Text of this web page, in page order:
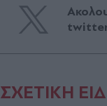
ΣΧΕΤΙΚΗ